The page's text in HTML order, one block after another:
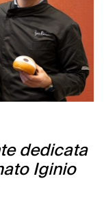
dedicata
Iginio